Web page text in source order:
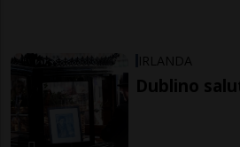
IRLANDA
Dublino